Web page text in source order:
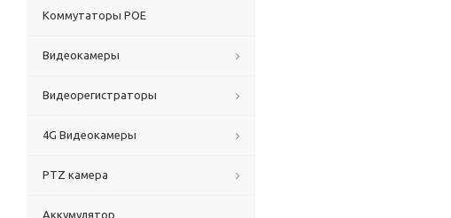
Коммутаторы POE
Видеокамеры
Видеорегистраторы
4G Видеокамеры
PTZ камера
Аккумулятор